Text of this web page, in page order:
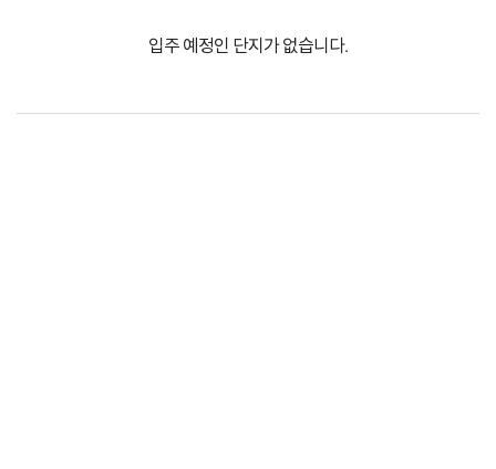
입주 예정인 단지가 없습니다.